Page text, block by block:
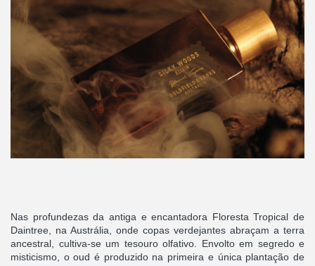
Nas profundezas da antiga e encantadora Floresta Tropical de
Daintree, na Austrália, onde copas verdejantes abraçam a terra
ancestral, cultiva-se um tesouro olfativo. Envolto em segredo e
misticismo, o oud é produzido na primeira e única plantação de